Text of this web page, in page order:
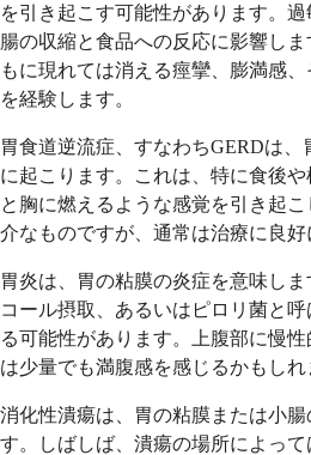
を引き起こす可能性があります。過
腸の収縮と食品への反応に影響し
もに現れては消える痙攣、膨満感
を経験します。
胃食道逆流症、すなわちGERDは、
に起こります。これは、特に食後
と胸に燃えるような感覚を引き起
介なものですが、通常は治療に良好
胃炎は、胃の粘膜の炎症を意味し
コール摂取、あるいはピロリ菌と
る可能性があります。上腹部に慢
は少量でも満腹感を感じるかもしれ
消化性潰瘍は、胃の粘膜または小腸
す。しばしば、潰瘍の場所によっ